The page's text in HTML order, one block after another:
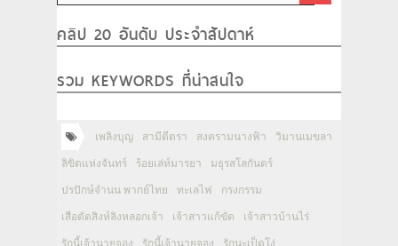
คลิป 20 อันดับ ประจำสัปดาห์
รวม KEYWORDS ที่น่าสนใจ
เพลิงบุญ สามีตีตรา สงครามนางฟ้า วิมานเมขลา
ลิขิตแห่งจันทร์ ร้อยเล่ห์มารยา มธุรสโลกันตร์
ปรปักษ์จำนน พากย์ไทย ทะเลไฟ กรงกรรม
เสือตัดสิงห์ลิงหลอกเจ้า เจ้าสาวแก้ขัด เจ้าสาวบ้านไร่
รักนี้เจ้านายจอง รักนี้เจ้านายจอง รักนะเป็ดโง่